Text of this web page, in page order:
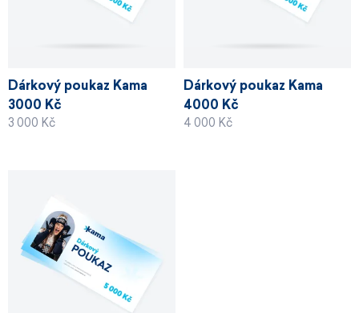
Dárkový poukaz Kama
3000 Kč
3 000 Kč
Dárkový poukaz Kama
4000 Kč
4 000 Kč